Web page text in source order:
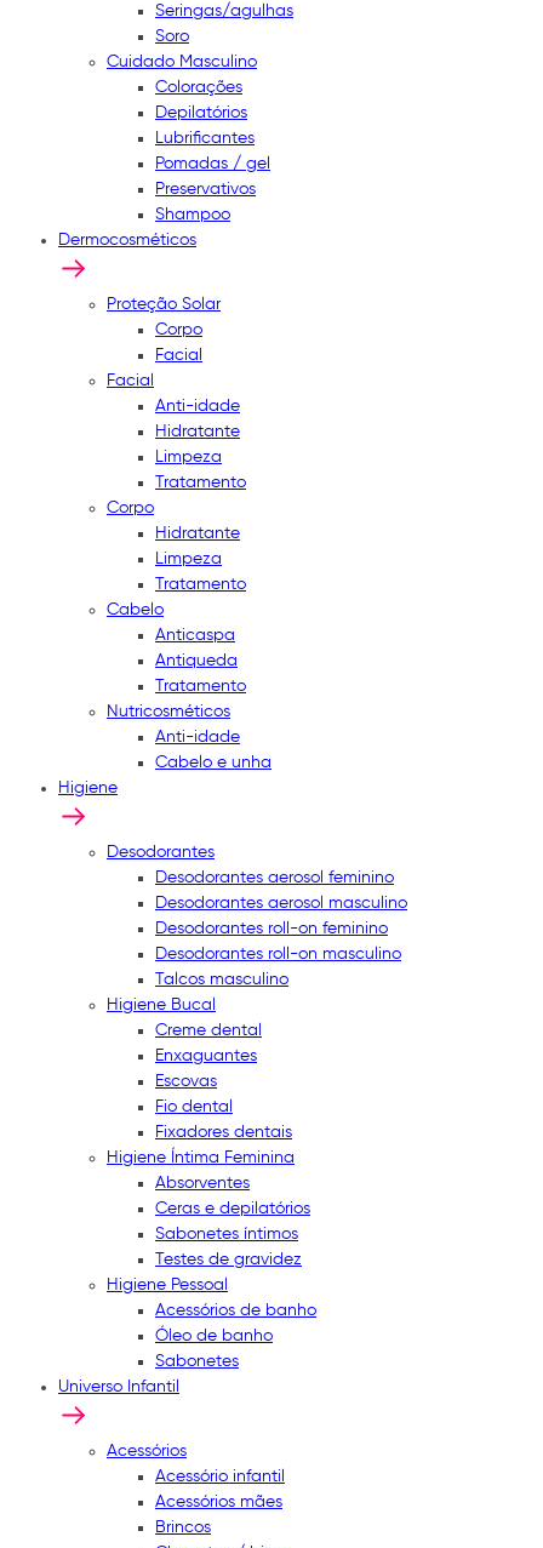
Seringas/agulhas
Soro
Cuidado Masculino
Colorações
Depilatórios
Lubrificantes
Pomadas / gel
Preservativos
Shampoo
Dermocosméticos
Proteção Solar
Corpo
Facial
Facial
Anti-idade
Hidratante
Limpeza
Tratamento
Corpo
Hidratante
Limpeza
Tratamento
Cabelo
Anticaspa
Antiqueda
Tratamento
Nutricosméticos
Anti-idade
Cabelo e unha
Higiene
Desodorantes
Desodorantes aerosol feminino
Desodorantes aerosol masculino
Desodorantes roll-on feminino
Desodorantes roll-on masculino
Talcos masculino
Higiene Bucal
Creme dental
Enxaguantes
Escovas
Fio dental
Fixadores dentais
Higiene Íntima Feminina
Absorventes
Ceras e depilatórios
Sabonetes íntimos
Testes de gravidez
Higiene Pessoal
Acessórios de banho
Óleo de banho
Sabonetes
Universo Infantil
Acessórios
Acessório infantil
Acessórios mães
Brincos